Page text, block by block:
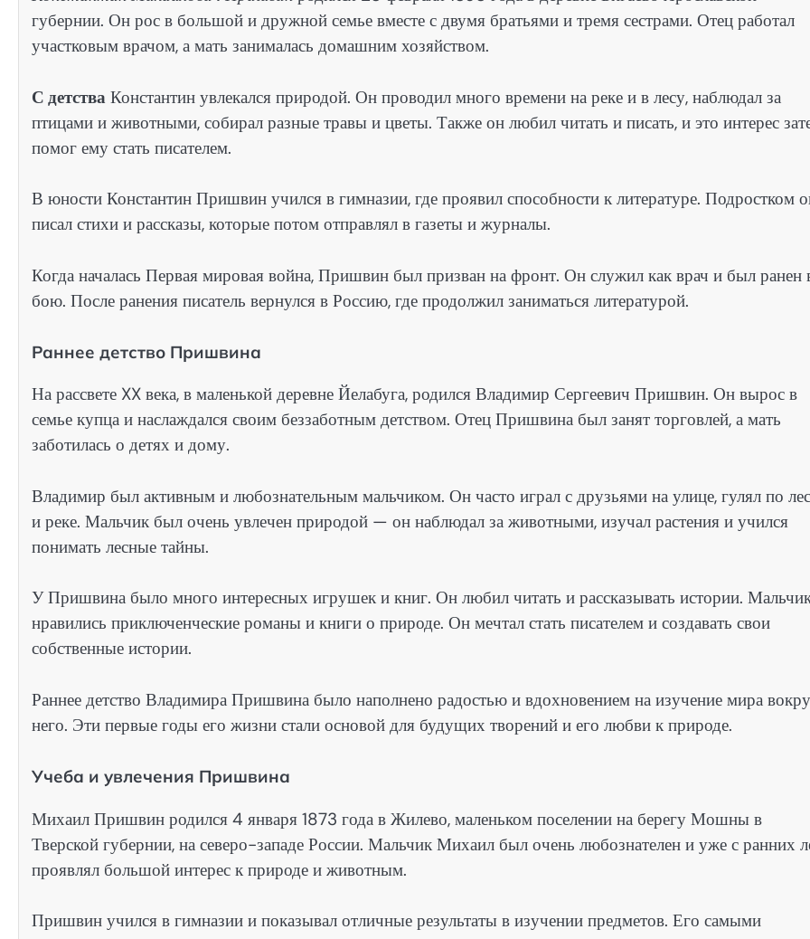
губернии. Он рос в большой и дружной семье вместе с двумя братьями и тремя сестрами. Отец работал
участковым врачом, а мать занималась домашним хозяйством.
С детства Константин увлекался природой. Он проводил много времени на реке и в лесу, наблюдал за
птицами и животными, собирал разные травы и цветы. Также он любил читать и писать, и это интерес
помог ему стать писателем.
В юности Константин Пришвин учился в гимназии, где проявил способности к литературе. Подростком
писал стихи и рассказы, которые потом отправлял в газеты и журналы.
Когда началась Первая мировая война, Пришвин был призван на фронт. Он служил как врач и был ранен
бою. После ранения писатель вернулся в Россию, где продолжил заниматься литературой.
Раннее детство Пришвина
На рассвете XX века, в маленькой деревне Йелабуга, родился Владимир Сергеевич Пришвин. Он вырос в
семье купца и наслаждался своим беззаботным детством. Отец Пришвина был занят торговлей, а мать
заботилась о детях и дому.
Владимир был активным и любознательным мальчиком. Он часто играл с друзьями на улице, гулял по
и реке. Мальчик был очень увлечен природой — он наблюдал за животными, изучал растения и учился
понимать лесные тайны.
У Пришвина было много интересных игрушек и книг. Он любил читать и рассказывать истории.
нравились приключенческие романы и книги о природе. Он мечтал стать писателем и создавать свои
собственные истории.
Раннее детство Владимира Пришвина было наполнено радостью и вдохновением на изучение мира
него. Эти первые годы его жизни стали основой для будущих творений и его любви к природе.
Учеба и увлечения Пришвина
Михаил Пришвин родился 4 января 1873 года в Жилево, маленьком поселении на берегу Мошны в
Тверской губернии, на северо-западе России. Мальчик Михаил был очень любознателен и уже с ранних
проявлял большой интерес к природе и животным.
Пришвин учился в гимназии и показывал отличные результаты в изучении предметов. Его самыми